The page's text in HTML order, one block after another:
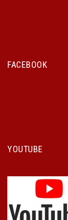
FACEBOOK
YOUTUBE